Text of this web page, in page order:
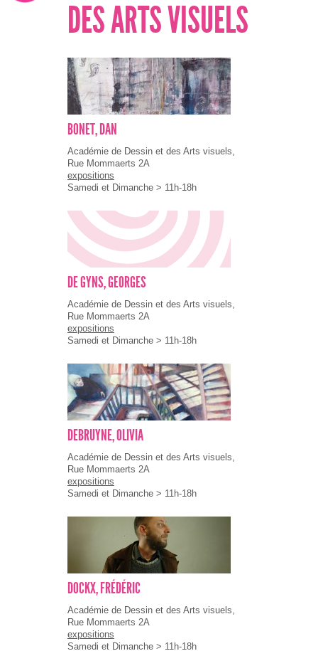
DES ARTS VISUELS
BONET, DAN
Académie de Dessin et des Arts visuels,
Rue Mommaerts 2A
expositions
Samedi et Dimanche > 11h-18h
DE GYNS, GEORGES
Académie de Dessin et des Arts visuels,
Rue Mommaerts 2A
expositions
Samedi et Dimanche > 11h-18h
DEBRUYNE, OLIVIA
Académie de Dessin et des Arts visuels,
Rue Mommaerts 2A
expositions
Samedi et Dimanche > 11h-18h
DOCKX, FRÉDÉRIC
Académie de Dessin et des Arts visuels,
Rue Mommaerts 2A
expositions
Samedi et Dimanche > 11h-18h